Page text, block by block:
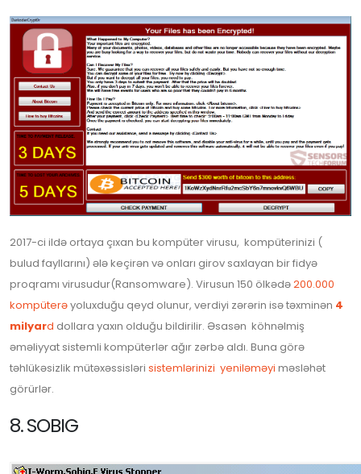
2017-ci ildə ortaya çıxan bu kompüter virusu, kompüterinizi (
bulud fayllarını) ələ keçirən və onları girov saxlayan bir fidyə
proqramı virusudur(Ransomware). Virusun 150 ölkədə200.000
kompüterəyoluxduğu qeyd olunur, verdiyi zərərin isə təxminən 4
milyard dollara yaxın olduğu bildirilir. Əsasən köhnəlmiş
əməliyyat sistemli kompüterlər ağır zərbə aldı. Buna görə
təhlükəsizlik mütəxəssisləri sistemlərinizi yeniləməyi məsləhət
görürlər.
8. SOBIG